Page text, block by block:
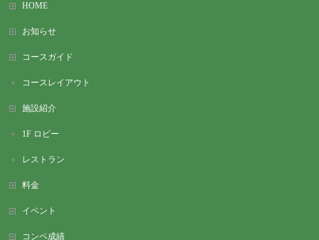
HOME
お知らせ
コースガイド
コースレイアウト
施設紹介
1F ロビー
レストラン
料金
イベント
コンペ成績